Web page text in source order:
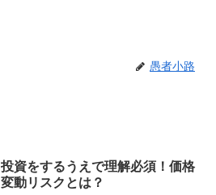
愚者小路
投資をするうえで理解必須！価格
変動リスクとは？